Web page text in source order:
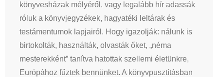
könyvesházak mélyéről, vagy legalább hír adassák
róluk a könyvjegyzékek, hagyatéki leltárak és
testámentumok lapjairól. Hogy igazolják: nálunk is
birtokolták, használták, olvasták őket, „néma
mesterekként” tanítva hatottak szellemi életünkre,
Európához fűztek bennünket. A könyvpusztításban